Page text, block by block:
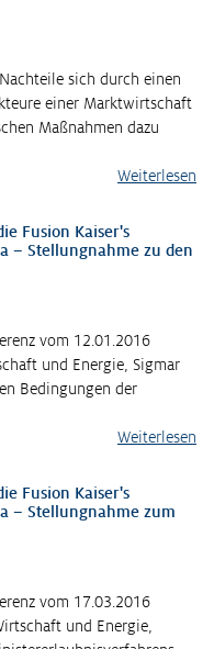
sich durch einen
einer Marktwirtschaft
Maßnahmen dazu
Weiterlesen
Fusion Kaiser's
– Stellungnahme zu den
vom 12.01.2016
und Energie, Sigmar
Bedingungen der
Weiterlesen
Fusion Kaiser's
– Stellungnahme zum
vom 17.03.2016
und Energie,